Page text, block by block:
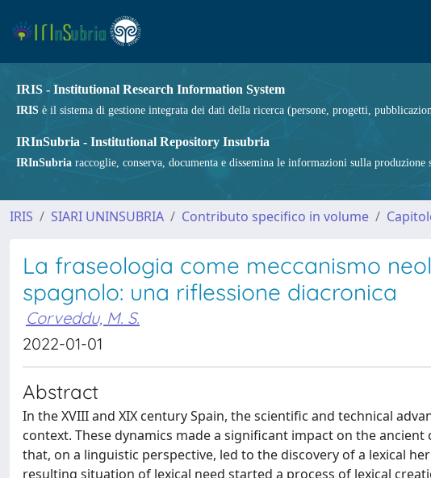
IRIS - Institutional Research Information System
IRIS è il sistema di gestione integrata dei dati della ricerca (persone, progetti,
IRInSubria - Institutional Repository Insubria
IRInSubria raccoglie, conserva, documenta e dissemina le informazioni sulla
IRIS SIARI UNINSUBRIA Contributo specifico in volume
La fraseologia come meccanismo
spagnolo: una riflessione diacronica
Corveddu, M. S.
2022-01-01
Abstract
In the XVIII and XIX century Spain, the scientific and technical
context. These dynamics made a significant impact on the
that, on a linguistic perspective, led to the discovery of a lexical
resulting situation of lexical need started a process of lexical